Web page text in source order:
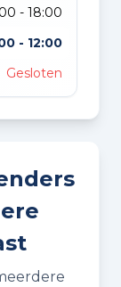
- 18:00
- 12:00
Gesloten